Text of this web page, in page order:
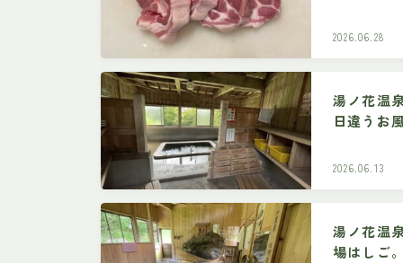
2026.06.28
湯ノ花温
日違うお
2026.06.13
湯ノ花温
場はしご